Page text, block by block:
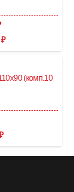
₽
(комп.10